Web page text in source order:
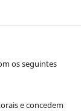
os seguintes
e concedem